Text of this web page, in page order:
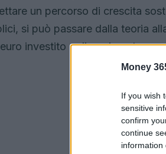
Money
If you wish
sensitive
confirm
continue
information
un percorso di crescita
si può passare dalla teoria
investito e di ogni punto